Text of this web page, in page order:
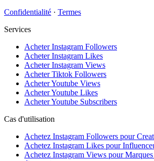
Confidentialité · Termes
Services
Acheter Instagram Followers
Acheter Instagram Likes
Acheter Instagram Views
Acheter Tiktok Followers
Acheter Youtube Views
Acheter Youtube Likes
Acheter Youtube Subscribers
Cas d'utilisation
Achetez Instagram Followers pour
Achetez Instagram Likes pour
Achetez Instagram Views pour